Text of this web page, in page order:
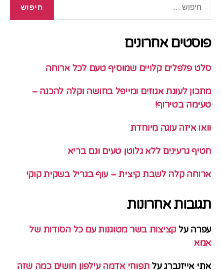
פוסטים אחרונים
סלט פלפלים קלויים שמוסיף טעם לכל ארוחה
מתכון לעוגת אגוזים ומייפל בחושה וקלה להכנה –
טעימה בטירוף!
וואו איזה עוגה מיוחדת
חטיף גרעינים ללא גלוטן טעים וגם בריא
ארוחה קלה לשבת קיצית – עוף בגריל בשקית קוקי
תגובות אחרונות
עפרה על קציצות בשר מטוגנות עם כל הסודות של
אמא
אתי אייזנברגעל תפוחי אדמה עילפון חושים כמה שזה